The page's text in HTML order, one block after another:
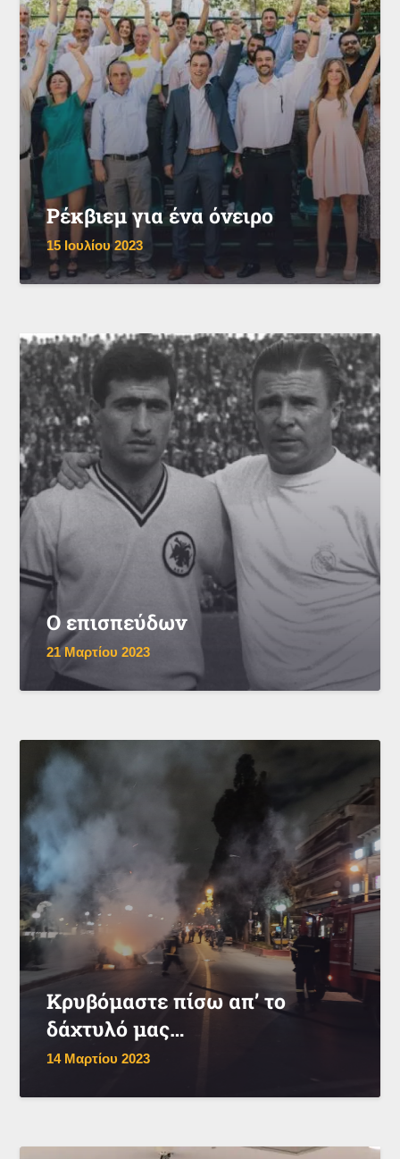
Ρέκβιεμ για ένα όνειρο
15 Ιουλίου 2023
Ο επισπεύδων
21 Μαρτίου 2023
Κρυβόμαστε πίσω απ’ το
δάχτυλό μας…
14 Μαρτίου 2023